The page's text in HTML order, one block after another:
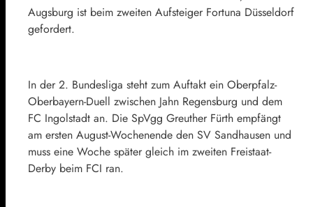
Augsburg ist beim zweiten Aufsteiger Fortuna Düsseldorf
gefordert.
In der 2. Bundesliga steht zum Auftakt ein Oberpfalz-
Oberbayern-Duell zwischen Jahn Regensburg und dem
FC Ingolstadt an. Die SpVgg Greuther Fürth empfängt
am ersten August-Wochenende den SV Sandhausen und
muss eine Woche später gleich im zweiten Freistaat-
Derby beim FCI ran.